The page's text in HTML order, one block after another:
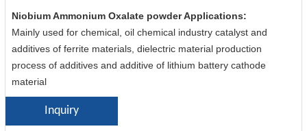
Niobium Ammonium Oxalate powder Applications:
Mainly used for chemical, oil chemical industry catalyst and
additives of ferrite materials, dielectric material production
process of additives and additive of lithium battery cathode
material
Inquiry